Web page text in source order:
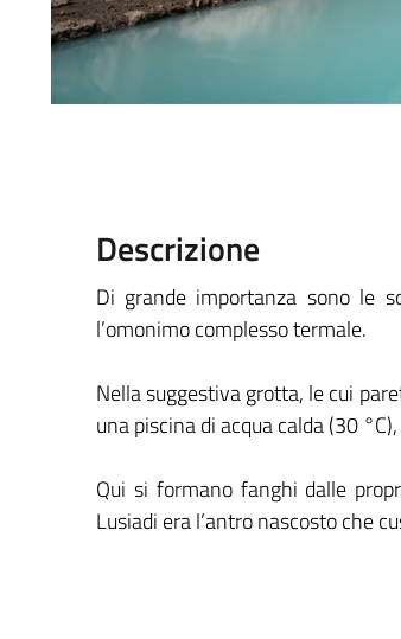
Descrizione
Di grande importanza sono le
l’omonimo complesso termale.
Nella suggestiva grotta, le cui
una piscina di acqua calda (30
Qui si formano fanghi dalle
Lusiadi era l’antro nascosto che